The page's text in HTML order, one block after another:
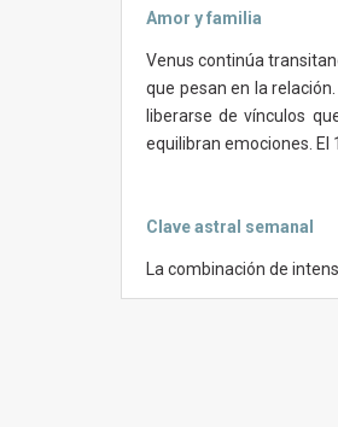
Amor y familia
Venus continúa
que pesan en la
liberarse de vínculos
equilibran emociones. El
Clave astral semanal
La combinación de